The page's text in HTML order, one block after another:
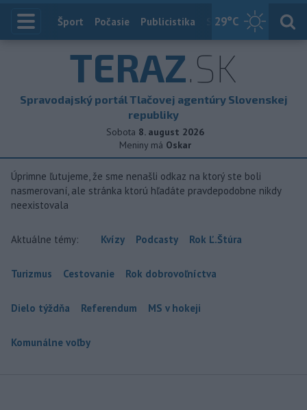
29°C
Index
Šport Počasie Publicistika Slovensko
TERAZ.SK
Spravodajský portál Tlačovej agentúry Slovenskej
republiky
Sobota 8. august 2026
Meniny má Oskar
Úprimne ľutujeme, že sme nenašli odkaz na ktorý ste boli
nasmerovaní, ale stránka ktorú hľadáte pravdepodobne nikdy
neexistovala
Aktuálne témy: Kvízy Podcasty Rok Ľ.Štúra
Turizmus Cestovanie Rok dobrovoľníctva
Dielo týždňa Referendum MS v hokeji
Komunálne voľby